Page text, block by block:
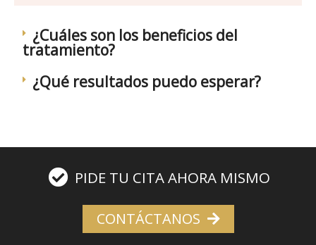
¿Cuáles son los beneficios del
tratamiento?
¿Qué resultados puedo esperar?
PIDE TU CITA AHORA MISMO
CONTÁCTANOS